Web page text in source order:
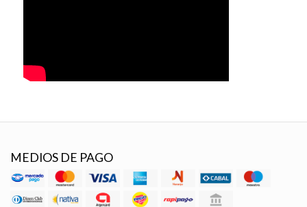
MEDIOS DE PAGO